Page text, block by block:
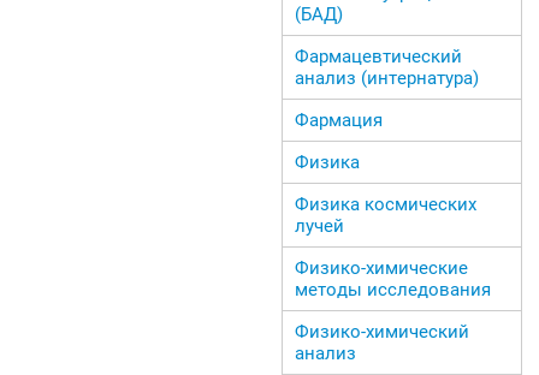
(БАД)
Фармацевтический
анализ (интернатура)
Фармация
Физика
Физика космических
лучей
Физико-химические
методы исследования
Физико-химический
анализ